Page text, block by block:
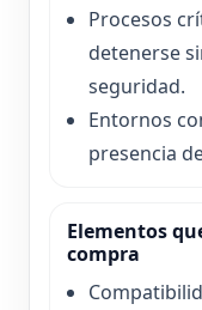
Procesos
detenerse
seguridad.
Entornos
presencia
Elementos
compra